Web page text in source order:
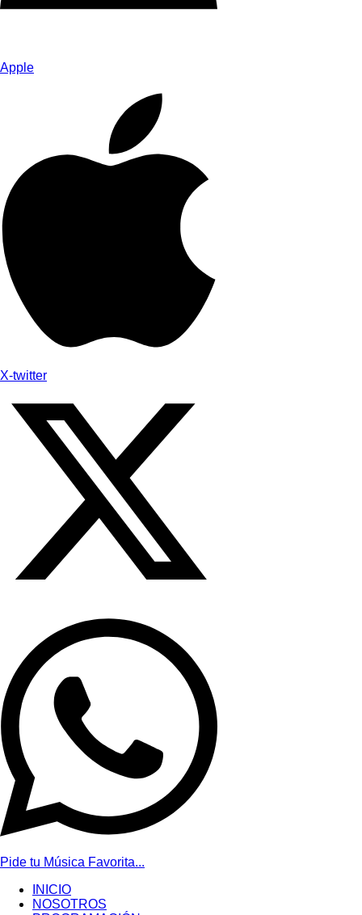
Apple
X-twitter
Pide tu Música Favorita...
INICIO
NOSOTROS